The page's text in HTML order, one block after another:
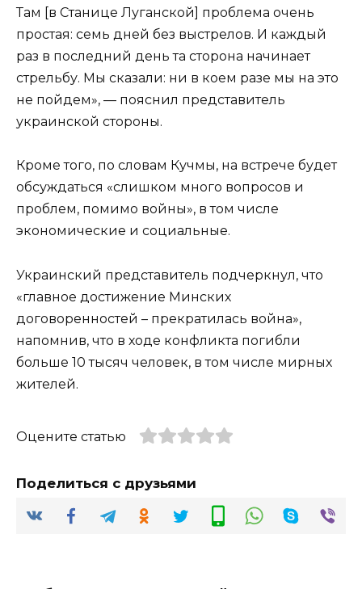
Там [в Станице Луганской] проблема очень
простая: семь дней без выстрелов. И каждый
раз в последний день та сторона начинает
стрельбу. Мы сказали: ни в коем разе мы на это
не пойдем», — пояснил представитель
украинской стороны.
Кроме того, по словам Кучмы, на встрече будет
обсуждаться «слишком много вопросов и
проблем, помимо войны», в том числе
экономические и социальные.
Украинский представитель подчеркнул, что
«главное достижение Минских
договоренностей – прекратилась война»,
напомнив, что в ходе конфликта погибли
больше 10 тысяч человек, в том числе мирных
жителей.
Оцените статью
Поделиться с друзьями